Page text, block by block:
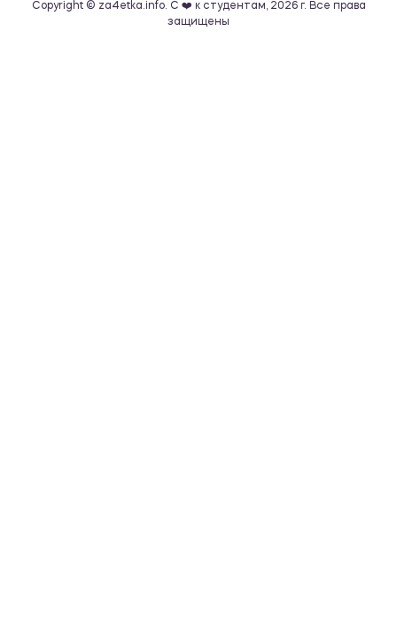
Copyright © za4etka.info. С ❤️ к студентам, 2026 г. Все права
защищены